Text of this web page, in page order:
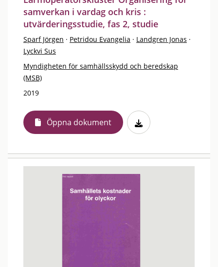
samverkan i vardag och kris :
utvärderingsstudie, fas 2, studie
Sparf Jörgen · Petridou Evangelia · Landgren Jonas ·
Lyckvi Sus
Myndigheten för samhällsskydd och beredskap
(MSB)
2019
Öppna dokument